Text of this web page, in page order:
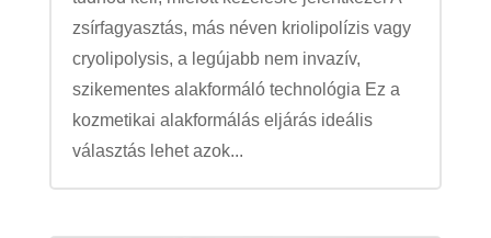
zsírfagyasztás, más néven kriolipolízis vagy
cryolipolysis, a legújabb nem invazív,
szikementes alakformáló technológia Ez a
kozmetikai alakformálás eljárás ideális
választás lehet azok...